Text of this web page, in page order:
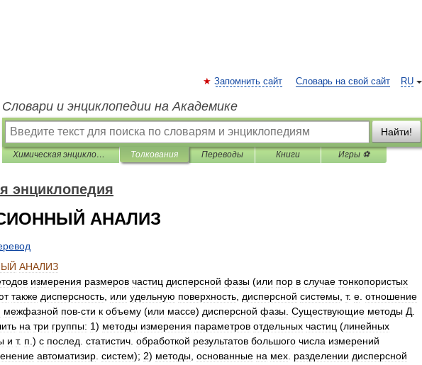
RU
Запомнить сайт Словарь на свой сайт
Словари и энциклопедии на Академике
Найти!
Химическая энциклопедия Толкования Переводы Книги Игры ⚽
энциклопедия
АНАЛИЗ
АНАЛИЗ
измерения размеров частиц дисперсной фазы (или пор в случае тонкопористых
также дисперсность или удельную поверхность дисперсной системы т. е отношение
межфазной пов-сти к объему (или массе) дисперсной фазы Существующие методы Д
на три группы: 1) методы измерения параметров отдельных частиц (линейных
и т. п .) с послед статистич обработкой результатов большого числа измерений
автоматизир систем); 2) методы основанные на мех разделении дисперсной